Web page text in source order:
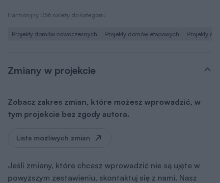
Harmonijny D56 należy do kategorii:
Projekty domów nowoczesnych Projekty domów etapowych Projekty
Zmiany w projekcie
Zobacz zakres zmian, które możesz wprowadzić, w
tym projekcie bez zgody autora.
Lista możliwych zmian
Jeśli zmiany, które chcesz wprowadzić nie są ujęte w
powyższym zestawieniu, skontaktuj się z nami. Nasz